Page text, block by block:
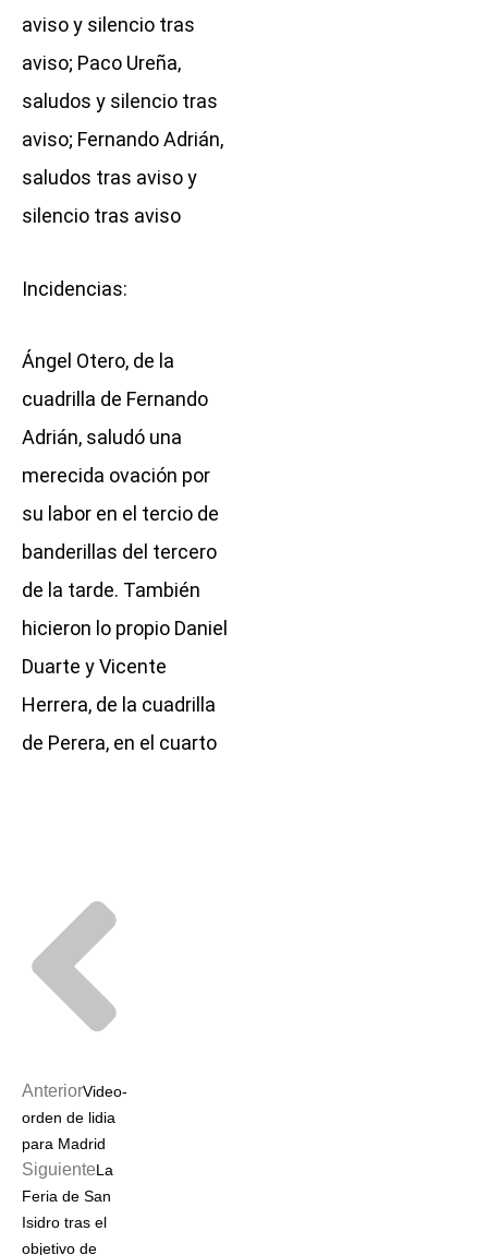
aviso y silencio tras
aviso; Paco Ureña,
saludos y silencio tras
aviso; Fernando Adrián,
saludos tras aviso y
silencio tras aviso
Incidencias:
Ángel Otero, de la
cuadrilla de Fernando
Adrián, saludó una
merecida ovación por
su labor en el tercio de
banderillas del tercero
de la tarde. También
hicieron lo propio Daniel
Duarte y Vicente
Herrera, de la cuadrilla
de Perera, en el cuarto
AnteriorVideo-
orden de lidia
para Madrid
SiguienteLa
Feria de San
Isidro tras el
objetivo de